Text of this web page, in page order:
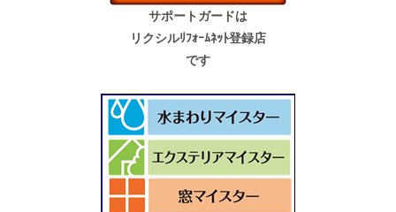
サポートガードは
リクシルﾘﾌｫｰﾑﾈｯﾄ登録店
です